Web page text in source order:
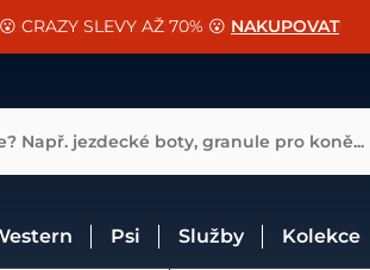
13% na vše od Cassini! CHCI SLEVU
😮 CRAZY SLEVY AŽ 70% 😮 NAKUPOVAT
doplňky k vybraným sedlům ZDARMA 🐴
Např. jezdecké boty, granule pro koně...
Western Psi Služby Kolekce